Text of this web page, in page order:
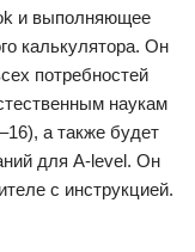
и выполняющее
калькулятора. Он
потребностей
наукам
а также будет
для A-level. Он
с инструкцией.